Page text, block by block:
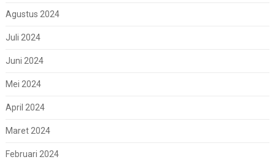
Agustus 2024
Juli 2024
Juni 2024
Mei 2024
April 2024
Maret 2024
Februari 2024